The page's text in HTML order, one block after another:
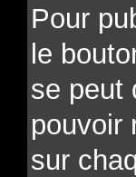
Pour
le
se peut
pouvoir
sur